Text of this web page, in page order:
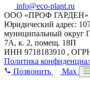
info@eco-plant.ru
ООО «ПРОФ ГАРДЕН»
Юридический адрес:
муниципальный округ
7А, к. 2, помещ. 18П
ИНН 9718183910 ,
Политика
Позвонить
Max